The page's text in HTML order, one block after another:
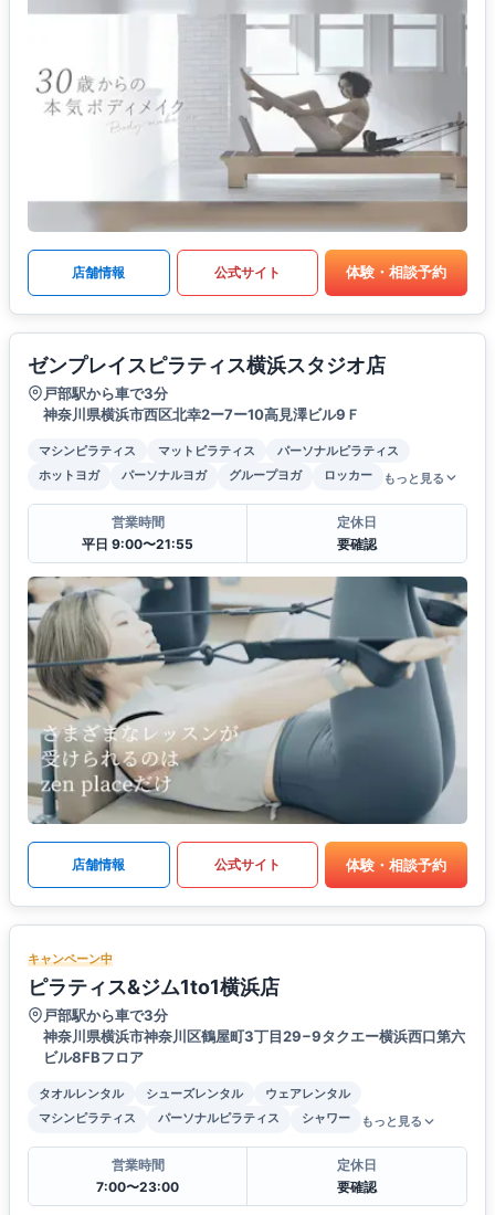
店舗情報 公式サイト 体験・相談予約
ゼンプレイスピラティス横浜スタジオ店
戸部駅から車で3分
神奈川県横浜市西区北幸2ー7ー10高見澤ビル9Ｆ
マシンピラティス マットピラティス
パーソナルピラティス
ホットヨガ
パーソナルヨガ グループヨガ ロッカー もっと見る
営業時間
平日 9:00〜21:55
定休日
要確認
店舗情報 公式サイト 体験・相談予約
キャンペーン中
ピラティス&ジム1to1横浜店
戸部駅から車で3分
神奈川県横浜市神奈川区鶴屋町3丁目29−9タクエー横浜西口第六
ビル8FBフロア
タオルレンタル シューズレンタル
ウェアレンタル
マシンピラティス
パーソナルピラティス シャワー もっと見る
営業時間
7:00〜23:00
定休日
要確認